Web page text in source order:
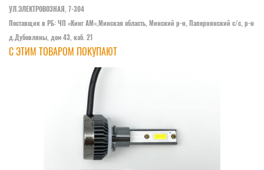
УЛ.ЭЛЕКТРОВОЗНАЯ, 7-304
Поставщик в РБ: ЧП «Кинг АM»,Минская область, Минский р-н, Папернянский с/с, р-н
д.Дубовляны, дом 43, каб. 21
С ЭТИМ ТОВАРОМ ПОКУПАЮТ